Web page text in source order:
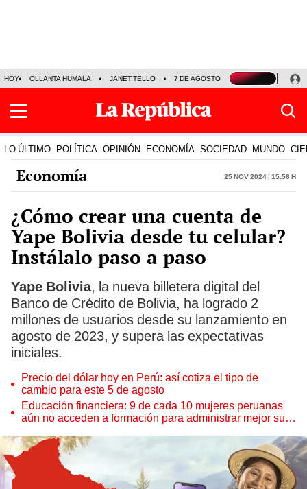
HOY OLLANTA HUMALA JANET TELLO 7 DE AGOSTO TINKA RESULTADOS
LO ÚLTIMO POLÍTICA OPINIÓN ECONOMÍA SOCIEDAD MUNDO
Economía 25 Nov 2024 | 15:56 h
¿Cómo crear una cuenta de
Yape Bolivia desde tu celular?
Instálalo paso a paso
Yape Bolivia, la nueva billetera digital del
Banco de Crédito de Bolivia, ha logrado 2
millones de usuarios desde su lanzamiento en
agosto de 2023, y supera las expectativas
iniciales.
Precio del dólar hoy en Perú: así cotiza el tipo de
cambio para este 5 de agosto
Educación financiera: 9 de cada 10 mujeres peruanas
aún no acceden a formación para administrar mejor su